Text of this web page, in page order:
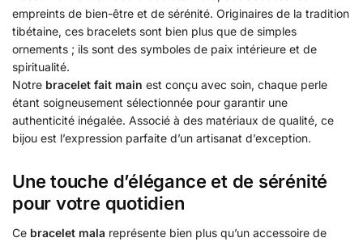
empreints de bien-être et de sérénité. Originaires de la tradition
tibétaine, ces bracelets sont bien plus que de simples
ornements ; ils sont des symboles de paix intérieure et de
spiritualité.
Notre bracelet fait main est conçu avec soin, chaque perle
étant soigneusement sélectionnée pour garantir une
authenticité inégalée. Associé à des matériaux de qualité, ce
bijou est l’expression parfaite d’un artisanat d’exception.
Une touche d’élégance et de sérénité
pour votre quotidien
Ce bracelet mala représente bien plus qu’un accessoire de